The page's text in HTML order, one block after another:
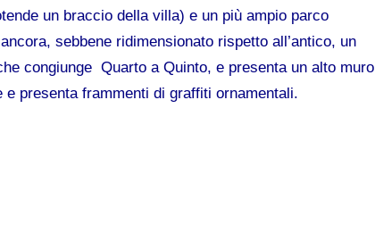
un braccio della villa) e un più ampio parco
sebbene ridimensionato rispetto all’antico, un
congiunge Quarto a Quinto, e presenta un alto muro
presenta frammenti di graffiti ornamentali.